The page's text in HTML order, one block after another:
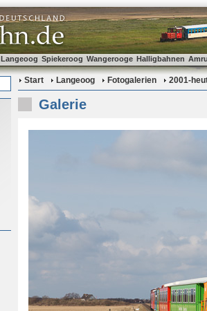
Langeoog Spiekeroog Wangerooge Halligbahnen
Start Langeoog Fotogalerien 2001-
Galerie